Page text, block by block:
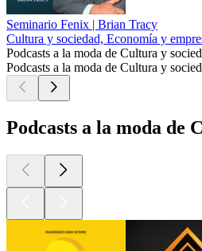
Seminario Fenix | Brian Tracy
Cultura y sociedad, Economía y
Podcasts a la moda de Cultura y
Podcasts a la moda de Cultura y
Podcasts a la moda de